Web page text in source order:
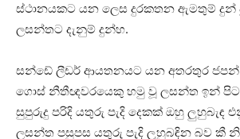
ස්ථානයකට යන ලෙස දුරකතන ඇමතුම් දුන්
ලසන්තට දැනුම් දුන්හ.
සන්ඩේ ලීඩර් ආයතනයට යන අතරතුර ජපන්
ගොස් නීතීඥවරයෙකු හමු වූ ලසන්ත ඉන්
සුපුරුදු පරිදි යතුරු පැදි දෙකක් ඔහු ලුහුබැඳ
ලසන්ත පසුපස යතුරු පැදි ලුහුබඳින බව කී